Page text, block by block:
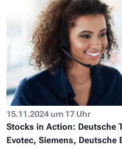
15.11.2024 um 17 Uhr
Stocks in Action: Deutsche
Evotec, Siemens, Deutsche